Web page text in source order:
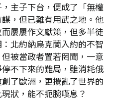
主子下台，便成了「無權
，但已難有用武之地。他
屢屢作文獻策，但多半徒
北約納烏克蘭入約的不智
被當政者置若罔聞，一意
不下來的難局，雖消耗俄
了歐洲，更攪亂了世界的
狀，能不扼腕嘆息？